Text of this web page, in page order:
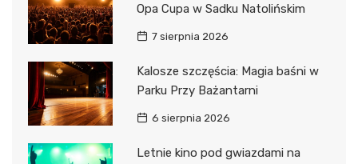
Opa Cupa w Sadku Natolińskim
7 sierpnia 2026
Kalosze szczęścia: Magia baśni w
Parku Przy Bażantarni
6 sierpnia 2026
Letnie kino pod gwiazdami na